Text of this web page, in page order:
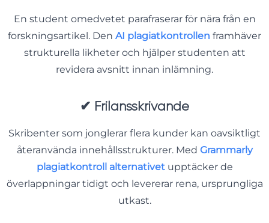
En student omedvetet parafraserar för nära från en
forskningsartikel. Den AI plagiatkontrollen framhäver
strukturella likheter och hjälper studenten att
revidera avsnitt innan inlämning.
✔ Frilansskrivande
Skribenter som jonglerar flera kunder kan oavsiktligt
återanvända innehållsstrukturer. Med Grammarly
plagiatkontroll alternativetupptäcker de
överlappningar tidigt och levererar rena, ursprungliga
utkast.